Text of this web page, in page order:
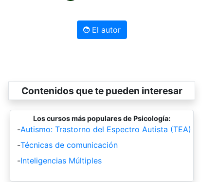
El autor
Contenidos que te pueden interesar
Los cursos más populares de Psicología:
-Autismo: Trastorno del Espectro Autista (TEA)
-Técnicas de comunicación
-Inteligencias Múltiples